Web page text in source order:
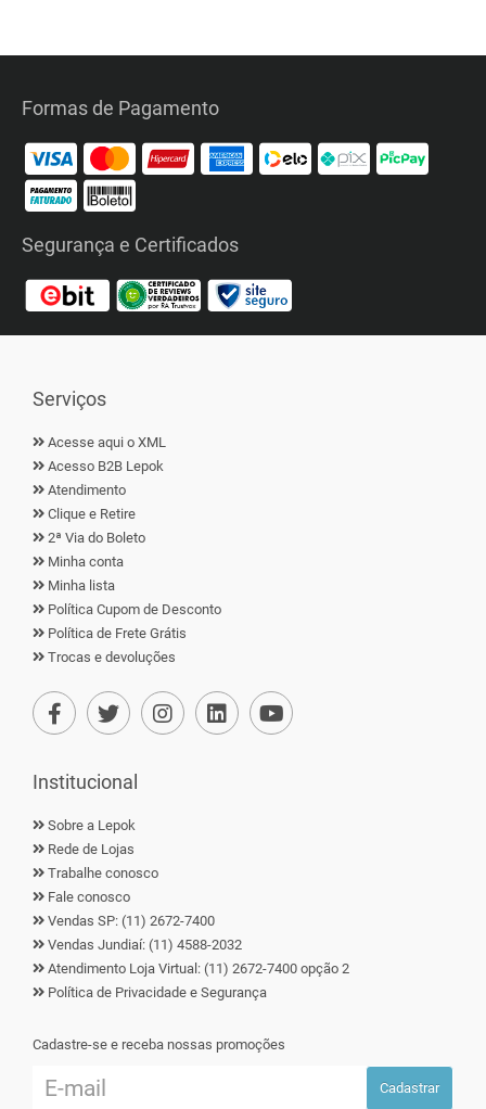
Formas de Pagamento
Segurança e Certificados
Serviços
Acesse aqui o XML
Acesso B2B Lepok
Atendimento
Clique e Retire
2ª Via do Boleto
Minha conta
Minha lista
Política Cupom de Desconto
Política de Frete Grátis
Trocas e devoluções
Institucional
Sobre a Lepok
Rede de Lojas
Trabalhe conosco
Fale conosco
Vendas SP: (11) 2672-7400
Vendas Jundiaí: (11) 4588-2032
Atendimento Loja Virtual: (11) 2672-7400 opção 2
Política de Privacidade e Segurança
Cadastre-se e receba nossas promoções
Cadastrar